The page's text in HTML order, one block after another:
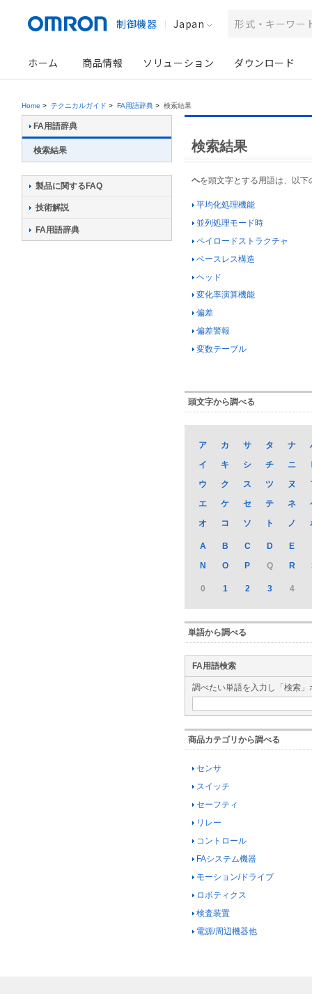
制御機器 Japan
ホーム 商品情報 ソリューション ダウンロード
Home > テクニカルガイド > FA用語辞典 > 検索結果
検索結果
ヘを頭文字とする用語は、以下
平均化処理機能
並列処理モード時
ペイロードストラクチャ
ベースレス構造
ヘッド
変化率演算機能
偏差
偏差警報
変数テーブル
頭文字から調べる
ア カ サ タ ナ
イ
キ シ チ ニ
ウ
ク ス ツ ヌ
エ
ケ セ テ ネ
オ
コ ソ ト ノ
A B C D E
N
O P Q R
0 1 2 3 4
単語から調べる
FA用語検索
調べたい単語を入力し「検索
商品カテゴリから調べる
センサ
スイッチ
セーフティ
リレー
コントロール
FAシステム機器
モーション/ドライブ
ロボティクス
検査装置
電源/周辺機器他
FA用語辞典
検索結果
製品に関するFAQ
技術解説
FA用語辞典